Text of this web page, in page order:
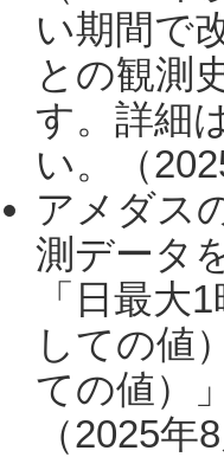
い期間で
との観測
す。詳細
い。（
アメダス
測データ
「日最大
しての値
ての値）
（2025年